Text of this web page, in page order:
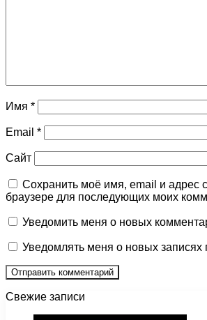
Имя *
Email *
Сайт
Сохранить моё имя, email и адрес
браузере для последующих моих
Уведомить меня о новых
Уведомлять меня о новых записях
Свежие записи